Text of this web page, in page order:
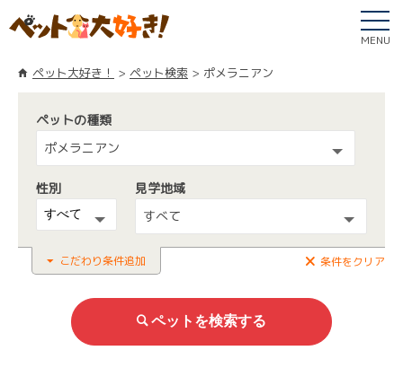
MENU
ペット大好き！ ペット検索 ポメラニアン
ペットの種類
ポメラニアン
性別
見学地域
すべて
こだわり条件追加 条件をクリア